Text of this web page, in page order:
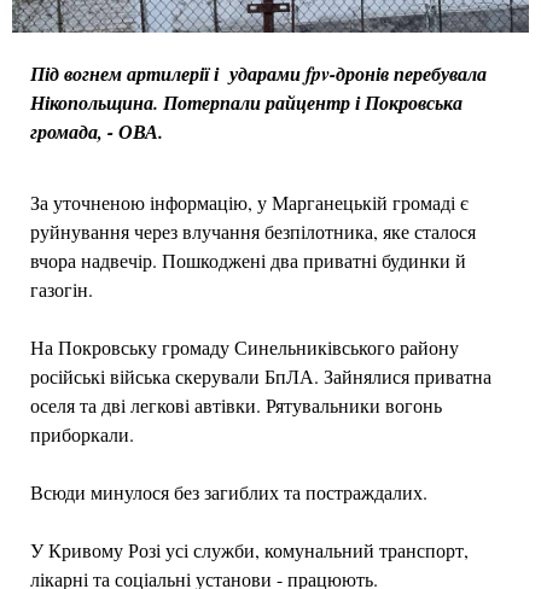
Під вогнем артилерії і ударами fpv-дронів перебувала
Нікопольщина. Потерпали райцентр і Покровська
громада, - ОВА.
За уточненою інформацію, у Марганецькій громаді є
руйнування через влучання безпілотника, яке сталося
вчора надвечір. Пошкоджені два приватні будинки й
газогін.
На Покровську громаду Синельниківського району
російські війська скерували БпЛА. Зайнялися приватна
оселя та дві легкові автівки. Рятувальники вогонь
приборкали.
Всюди минулося без загиблих та постраждалих.
У Кривому Розі усі служби, комунальний транспорт,
лікарні та соціальні установи - працюють.